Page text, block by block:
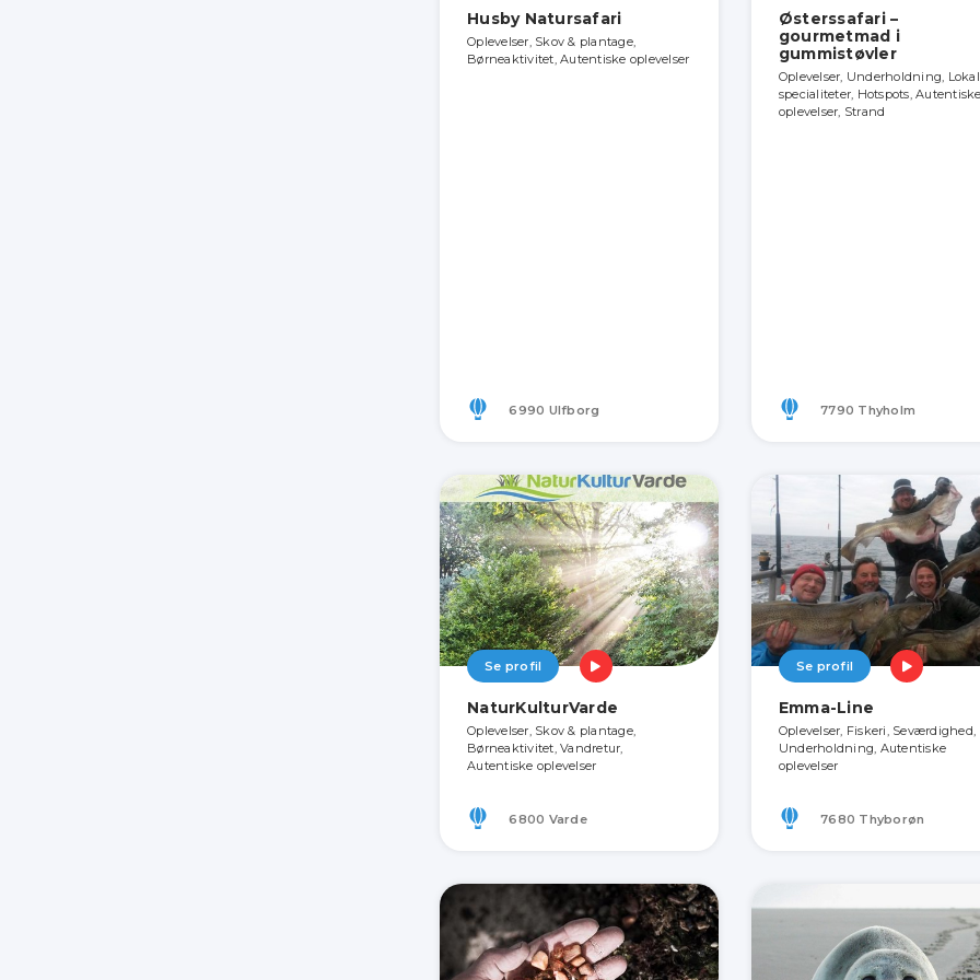
Husby Natursafari
Oplevelser, Skov & plantage,
Børneaktivitet, Autentiske oplevelser
6990 Ulfborg
Østerssafari –
gourmetmad i
gummistøvler
Oplevelser, Underholdning,
specialiteter, Hotspots,
oplevelser, Strand
7790 Thyholm
Se profil
NaturKulturVarde
Oplevelser, Skov & plantage,
Børneaktivitet, Vandretur,
Autentiske oplevelser
6800 Varde
Se profil
Emma-Line
Oplevelser, Fiskeri, Seværdighed,
Underholdning, Autentiske
oplevelser
7680 Thyborøn